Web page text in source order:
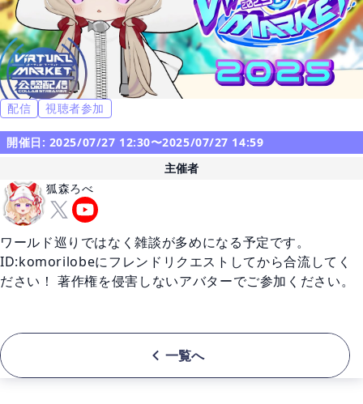
配信 視聴者参加
開催日: 2025/07/27 12:30〜2025/07/27 14:59
主催者
狐森ろべ
ワールド巡りではなく雑談が多めになる予定です。
ID:komorilobeにフレンドリクエストしてから合流してく
ださい！ 著作権を侵害しないアバターでご参加ください。
一覧へ